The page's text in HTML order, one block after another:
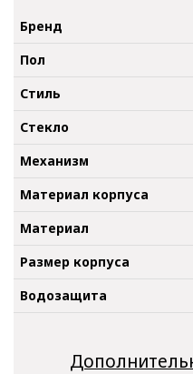
Бренд
Пол
Стиль
Стекло
Механизм
Материал корпуса
Материал
Размер корпуса
Водозащита